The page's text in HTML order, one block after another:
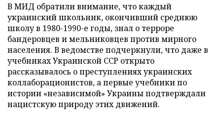
В МИД обратили внимание, что каждый
украинский школьник, окончивший среднюю
школу в 1980-1990-е годы, знал о терроре
бандеровцев и мельниковцев против мирного
населения. В ведомстве подчеркнули, что даже в
учебниках Украинской ССР открыто
рассказывалось о преступлениях украинских
коллаборационистов, а первые учебники по
истории «независимой» Украины подтверждали
нацистскую природу этих движений.